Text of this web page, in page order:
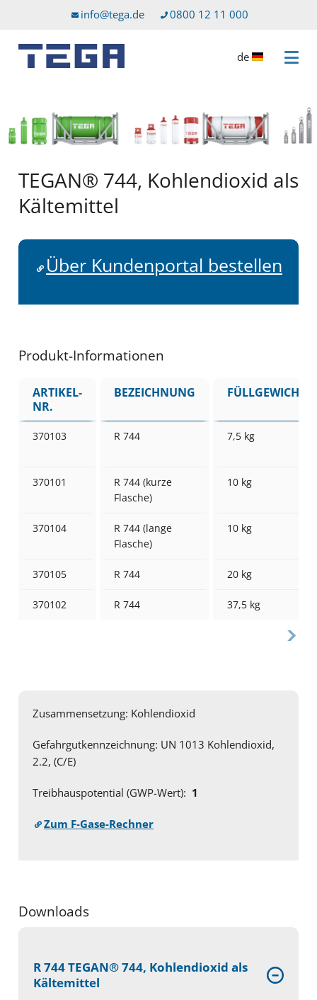
zum Servicemenüinfo@tega.de 0800 12 11 000
Menü
de
TEGAN® 744, Kohlendioxid als
Kältemittel
Über Kundenportal bestellen
Produkt-Informationen
ARTIKEL-
NR.
BEZEICHNUNG FÜLLGEWICHT
370103 R 744 7,5 kg
370101
R 744 (kurze
Flasche)
10 kg
370104
R 744 (lange
Flasche)
10 kg
370105 R 744 20 kg
370102 R 744 37,5 kg
Zusammensetzung: Kohlendioxid
Gefahrgutkennzeichnung: UN 1013 Kohlendioxid,
2.2, (C/E)
Treibhauspotential (GWP-Wert): 1
Zum F-Gase-Rechner
Downloads
R 744 TEGAN® 744, Kohlendioxid als
Kältemittel